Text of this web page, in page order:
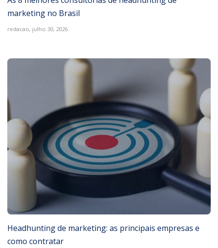
marketing no Brasil
redacao, julho 30, 2026
Headhunting de marketing: as principais empresas e
como contratar